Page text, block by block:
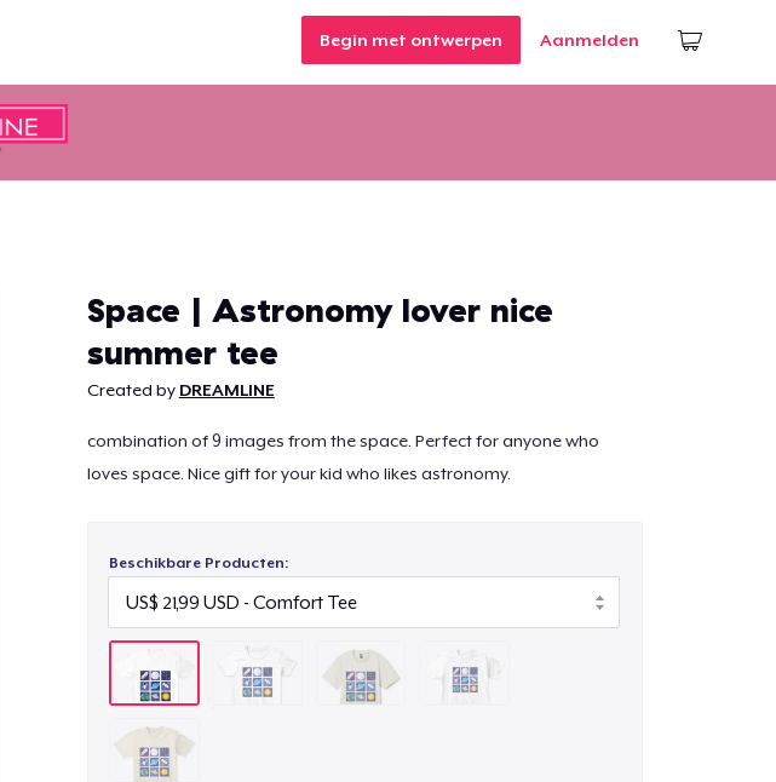
Begin met ontwerpen Aanmelden
Space | Astronomy lover nice
summer tee
Created by DREAMLINE
combination of 9 images from the space. Perfect for anyone who
loves space. Nice gift for your kid who likes astronomy.
Beschikbare Producten: